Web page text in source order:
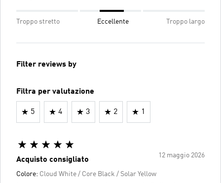
Troppo stretto Eccellente Troppo largo
Filter reviews by
Filtra per valutazione
5 4 3 2 1
12 maggio 2026
Acquisto consigliato
Colore: Cloud White / Core Black / Solar Yellow